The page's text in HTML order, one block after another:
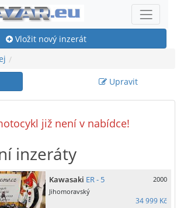
Vložit nový inzerát
Upravit
již není v nabídce!
inzeráty
Kawasaki ER - 5
2000
Jihomoravský
34 999 Kč